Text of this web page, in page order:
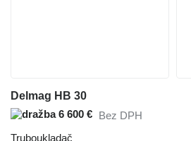
Delmag HB 30
6 600 € Bez DPH
Truboukladač